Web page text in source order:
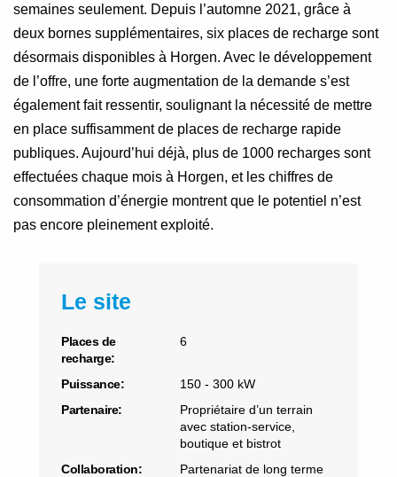
semaines seulement. Depuis l’automne 2021, grâce à
deux bornes supplémentaires, six places de recharge sont
désormais disponibles à Horgen. Avec le développement
de l’offre, une forte augmentation de la demande s’est
également fait ressentir, soulignant la nécessité de mettre
en place suffisamment de places de recharge rapide
publiques. Aujourd’hui déjà, plus de 1000 recharges sont
effectuées chaque mois à Horgen, et les chiffres de
consommation d’énergie montrent que le potentiel n’est
pas encore pleinement exploité.
Le site
Places de
recharge:
6
Puissance:
150 - 300 kW
Partenaire:
Propriétaire d’un terrain
avec station-service,
boutique et bistrot
Collaboration:
Partenariat de long terme